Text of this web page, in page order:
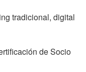
tradicional, digital
de Socio